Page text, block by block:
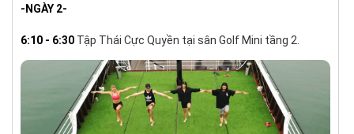
-NGÀY 2-
6:10 - 6:30 Tập Thái Cực Quyền tại sân Golf Mini tầng 2.